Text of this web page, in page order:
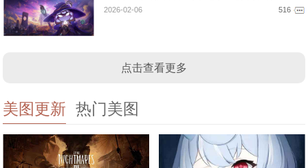
2026-02-06 516
点击查看更多
美图更新 热门美图